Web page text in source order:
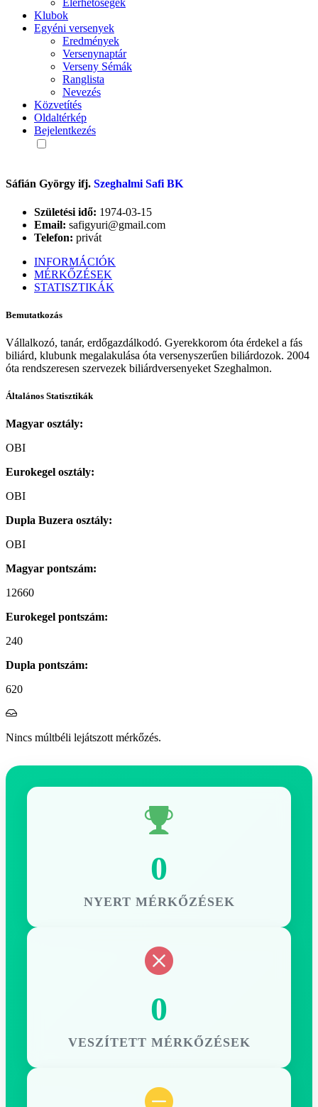
Elérhetőségek
Klubok
Egyéni versenyek
Eredmények
Versenynaptár
Verseny Sémák
Ranglista
Nevezés
Közvetítés
Oldaltérkép
Bejelentkezés
Sáfián György ifj. Szeghalmi Safi BK
Születési idő: 1974-03-15
Email: safigyuri@gmail.com
Telefon: privát
INFORMÁCIÓK
MÉRKŐZÉSEK
STATISZTIKÁK
Bemutatkozás
Vállalkozó, tanár, erdőgazdálkodó. Gyerekkorom óta érdekel a fás
biliárd, klubunk megalakulása óta versenyszerűen biliárdozok. 2004
óta rendszeresen szervezek biliárdversenyeket Szeghalmon.
Általános Statisztikák
Magyar osztály:
OBI
Eurokegel osztály:
OBI
Dupla Buzera osztály:
OBI
Magyar pontszám:
12660
Eurokegel pontszám:
240
Dupla pontszám:
620
Nincs múltbéli lejátszott mérkőzés.
0
NYERT MÉRKŐZÉSEK
0
VESZÍTETT MÉRKŐZÉSEK